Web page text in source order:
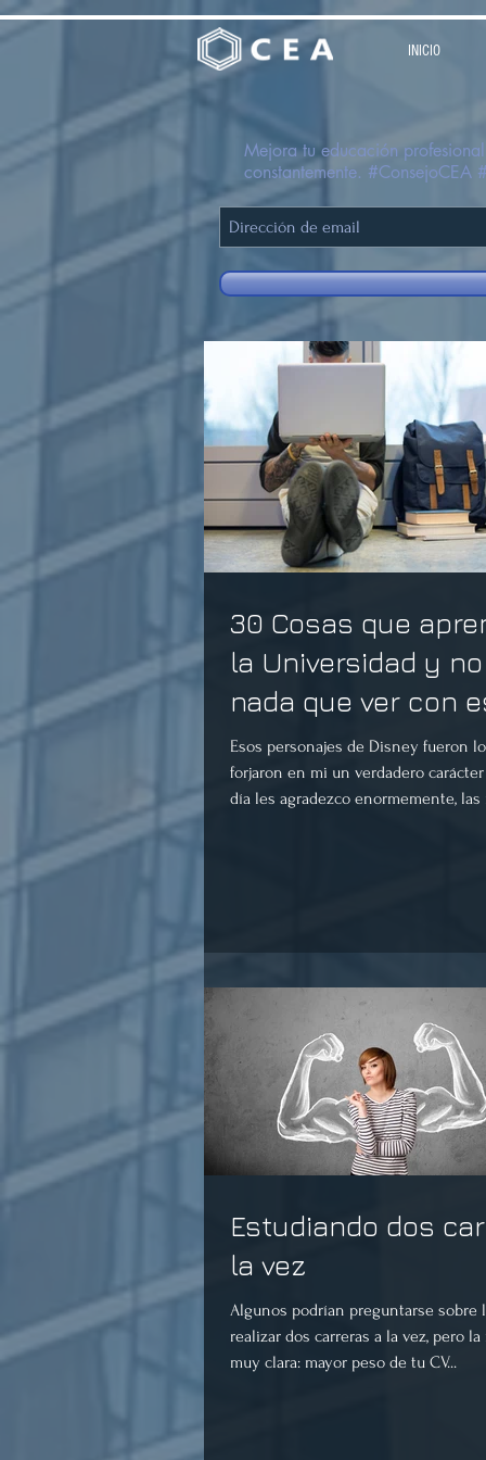
INICIO
Mejora tu educación
constantemente.
30 Cosas que
la Universidad y
nada que ver con
Esos personajes de Disney fueron
forjaron en mi un verdadero
día les agradezco enormemente, las
Estudiando dos
la vez
Algunos podrían preguntarse sobre
realizar dos carreras a la vez, pero
muy clara: mayor peso de tu CV...